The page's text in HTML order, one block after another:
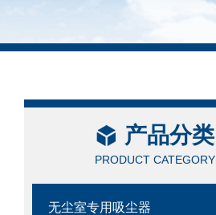
产品分类
PRODUCT CATEGORY
无尘室专用吸尘器